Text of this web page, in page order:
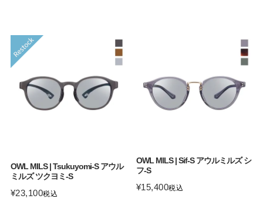
OWL MILS | Tsukuyomi-S アウル
ミルズ ツクヨミ-S
¥23,100税込
OWL MILS | Sif-S アウルミルズ シ
フ-S
¥15,400税込